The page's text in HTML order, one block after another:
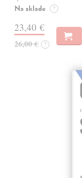
Na sklade ?
23,40 €
26,00 € ?